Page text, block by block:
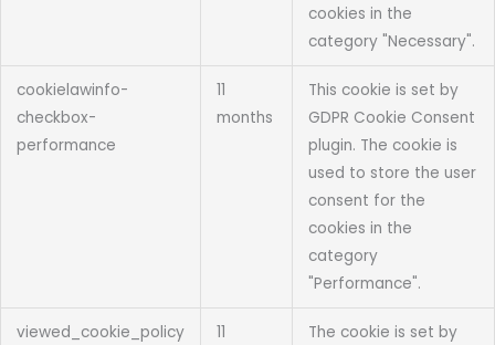
cookies in the
category "Necessary".
cookielawinfo-
checkbox-
performance
11
months
This cookie is set by
GDPR Cookie Consent
plugin. The cookie is
used to store the user
consent for the
cookies in the
category
"Performance".
viewed_cookie_policy
11
The cookie is set by